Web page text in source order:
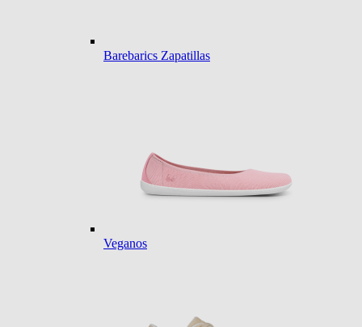
Barebarics Zapatillas
Veganos